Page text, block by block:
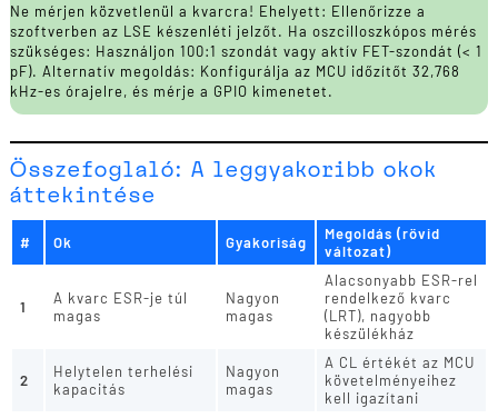
Ne mérjen közvetlenül a kvarcra! Ehelyett: Ellenőrizze a
szoftverben az LSE készenléti jelzőt. Ha oszcilloszkópos mérés
szükséges: Használjon 100:1 szondát vagy aktív FET-szondát (< 1
pF). Alternatív megoldás: Konfigurálja az MCU időzítőt 32,768
kHz-es órajelre, és mérje a GPIO kimenetet.
Összefoglaló: A leggyakoribb okok
áttekintése
# Ok Gyakoriság
Megoldás (rövid
változat)
1
A kvarc ESR-je túl
magas
Nagyon
magas
Alacsonyabb ESR-rel
rendelkező kvarc
(LRT), nagyobb
készülékház
2
Helytelen terhelési
kapacitás
Nagyon
magas
A CL értékét az MCU
követelményeihez
kell igazítani